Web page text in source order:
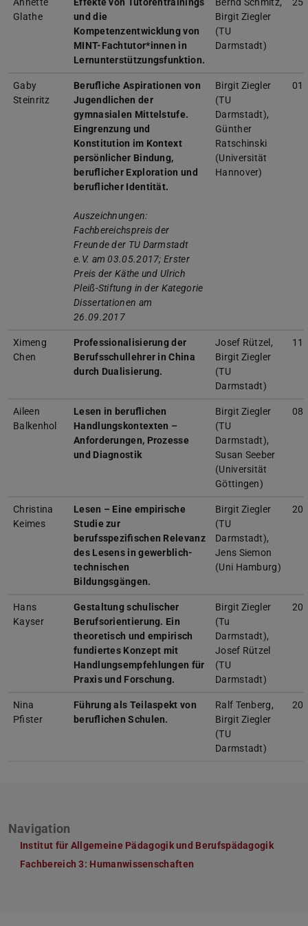
Glathe
und die
Kompetenzentwicklung von
MINT-Fachtutor*innen in
Lernunterstützungsfunktion.
Birgit Ziegler
(TU
Darmstadt)
Gaby
Steinritz
Berufliche Aspirationen von
Jugendlichen der
gymnasialen Mittelstufe.
Eingrenzung und
Konstitution im Kontext
persönlicher Bindung,
beruflicher Exploration und
beruflicher Identität.
Auszeichnungen:
Fachbereichspreis der
Freunde der TU Darmstadt
e.V. am 03.05.2017; Erster
Preis der Käthe und Ulrich
Pleiß-Stiftung in der Kategorie
Dissertationen am
26.09.2017
Birgit Ziegler
(TU
Darmstadt),
Günther
Ratschinski
(Universität
Hannover)
Ximeng
Chen
Professionalisierung der
Berufsschullehrer in China
durch Dualisierung.
Josef Rützel,
Birgit Ziegler
(TU
Darmstadt)
Aileen
Balkenhol
Lesen in beruflichen
Handlungskontexten –
Anforderungen, Prozesse
und Diagnostik
Birgit Ziegler
(TU
Darmstadt),
Susan Seeber
(Universität
Göttingen)
Christina
Keimes
Lesen – Eine empirische
Studie zur
berufsspezifischen Relevanz
des Lesens in gewerblich-
technischen
Bildungsgängen.
Birgit Ziegler
(TU
Darmstadt),
Jens Siemon
(Uni Hamburg)
Hans
Kayser
Gestaltung schulischer
Berufsorientierung. Ein
theoretisch und empirisch
fundiertes Konzept mit
Handlungsempfehlungen für
Praxis und Forschung.
Birgit Ziegler
(Tu
Darmstadt),
Josef Rützel
(TU
Darmstadt)
Nina
Pfister
Führung als Teilaspekt von
beruflichen Schulen.
Ralf Tenberg,
Birgit Ziegler
(TU
Darmstadt)
Navigation
Institut für Allgemeine Pädagogik und Berufspädagogik
Fachbereich 3: Humanwissenschaften